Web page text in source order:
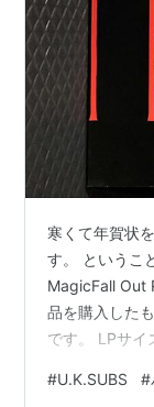
寒くて年賀状
す。 というこ
MagicFall Out
品を購入した
です。 LPサイ
ら。シンプル
#U.K.SUBS #